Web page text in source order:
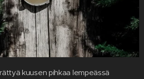
kuusen pihkaa lempeässä